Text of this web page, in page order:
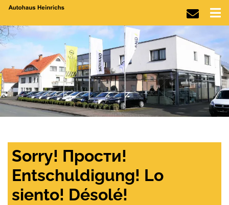
Sorry! Прости!
Entschuldigung! Lo
siento! Désolé!